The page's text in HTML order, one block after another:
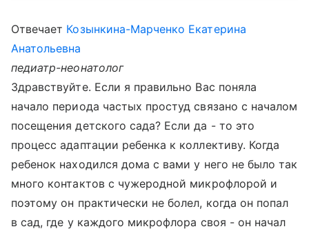
Отвечает Козынкина-Марченко Екатерина
Анатольевна
педиатр-неонатолог
Здравствуйте. Если я правильно Вас поняла
начало периода частых простуд связано с началом
посещения детского сада? Если да - то это
процесс адаптации ребенка к коллективу. Когда
ребенок находился дома с вами у него не было так
много контактов с чужеродной микрофлорой и
поэтому он практически не болел, когда он попал
в сад, где у каждого микрофлора своя - он начал